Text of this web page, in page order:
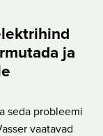
ja
seda probleemi
vaatavad